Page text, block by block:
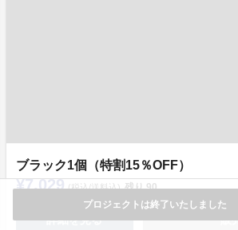
プロジェクトは終了いたしました
ブラック1個（特割15％OFF）
¥7,029 (税込/送料込) 残り90
詳細を見る 販